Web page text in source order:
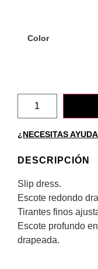
Color
¿NECESITAS
DESCRIPCIÓN
Slip dress.
Escote redondo
Tirantes finos
Escote profundo
drapeada.